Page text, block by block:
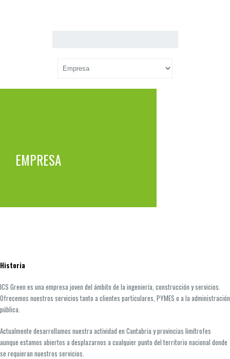
EMPRESA
Historia
ICS Green es una empresa joven del ámbito de la ingeniería, construcción y servicios.
Ofrecemos nuestros servicios tanto a clientes particulares, PYMES o a la administración
pública.
Actualmente desarrollamos nuestra actividad en Cantabria y provincias limítrofes
aunque estamos abiertos a desplazarnos a cualquier punto del territorio nacional donde
se requieran nuestros servicios.